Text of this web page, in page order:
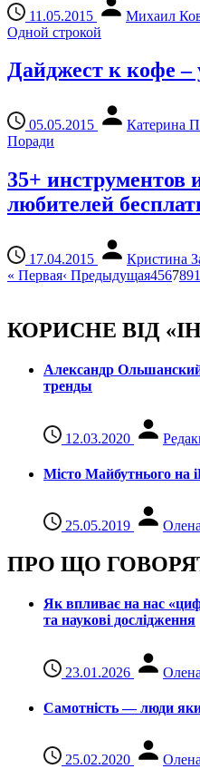
11.05.2015
Михаил
Одной строкой
Дайджест к кофе –
05.05.2015
Катерина
Поради
35+ инструментов
любителей
17.04.2015
Кристина
« Первая‹ Предыдущая456789
КОРИСНЕ ВІД
Александр
тренды
12.03.2020
Місто Майбутнього на
25.05.2019
ПРО ЩО
Як впливає на нас
та наукові дослідження
23.01.2026
Самотність — люди
25.02.2020